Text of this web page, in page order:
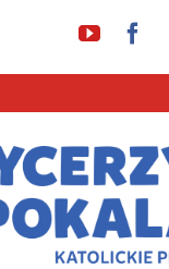
YouTube